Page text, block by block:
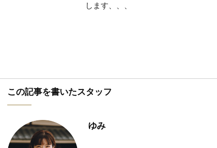
します、、、
この記事を書いたスタッフ
ゆみ